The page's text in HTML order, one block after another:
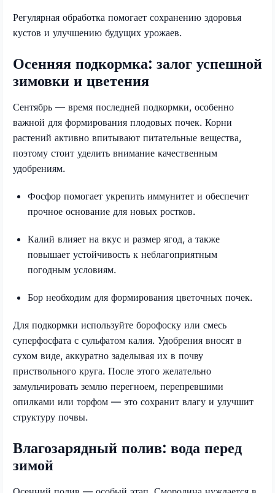
Регулярная обработка помогает сохранению здоровья
кустов и улучшению будущих урожаев.
Осенняя подкормка: залог успешной
зимовки и цветения
Сентябрь — время последней подкормки, особенно
важной для формирования плодовых почек. Корни
растений активно впитывают питательные вещества,
поэтому стоит уделить внимание качественным
удобрениям.
Фосфор помогает укрепить иммунитет и обеспечит
прочное основание для новых ростков.
Калий влияет на вкус и размер ягод, а также
повышает устойчивость к неблагоприятным
погодным условиям.
Бор необходим для формирования цветочных почек.
Для подкормки используйте борофоску или смесь
суперфосфата с сульфатом калия. Удобрения вносят в
сухом виде, аккуратно заделывая их в почву
приствольного круга. После этого желательно
замульчировать землю перегноем, перепревшими
опилками или торфом — это сохранит влагу и улучшит
структуру почвы.
Влагозарядный полив: вода перед
зимой